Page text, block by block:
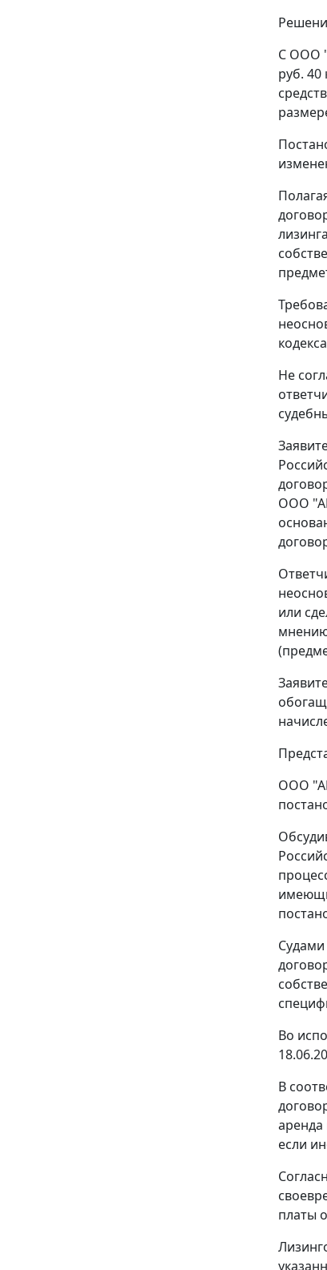
С ООО
руб.
Не
ООО
или
ООО
Во
В
если
платы